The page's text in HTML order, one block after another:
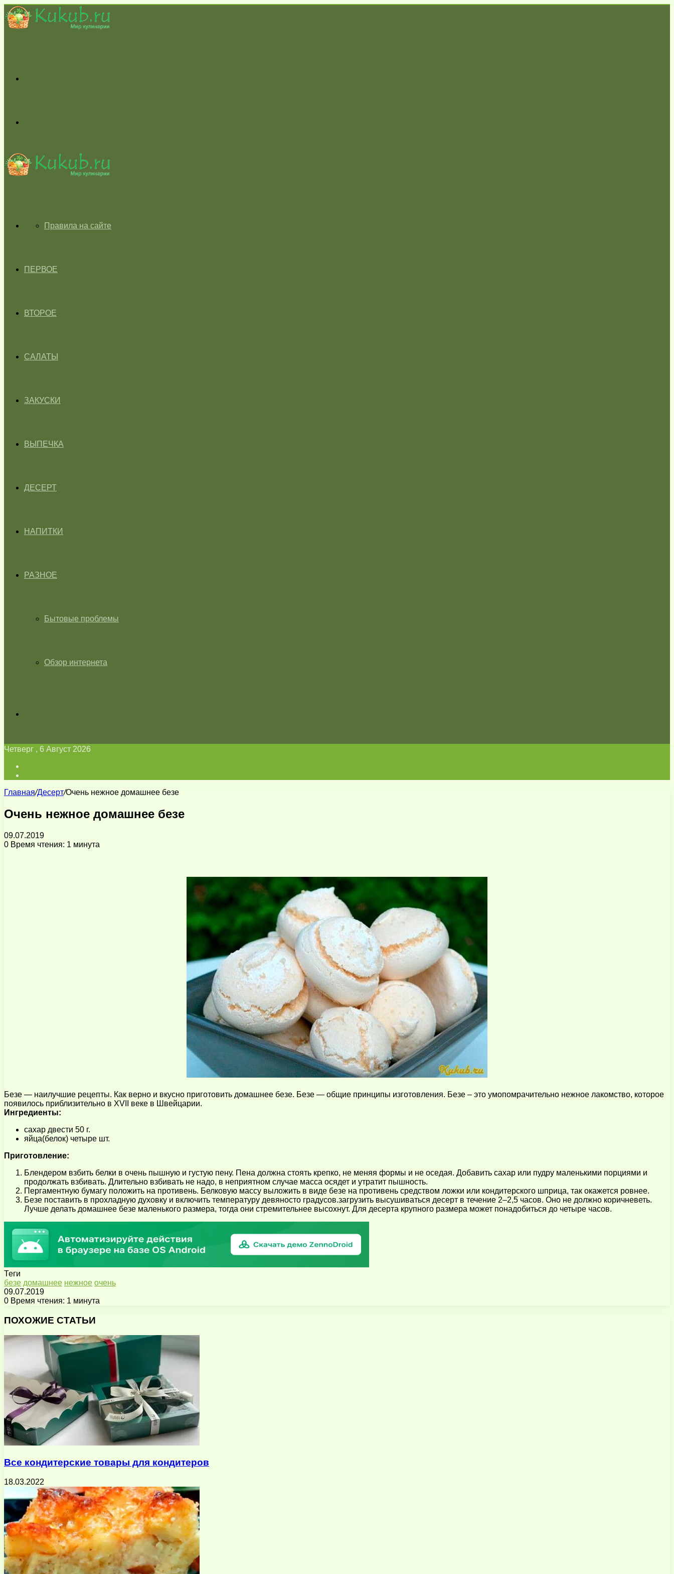
skin
ГЛАВНАЯПравила на сайте
ПЕРВОЕ
ВТОРОЕ
САЛАТЫ
ЗАКУСКИ
ВЫПЕЧКА
ДЕСЕРТ
НАПИТКИ
РАЗНОЕ
Бытовые проблемы
Обзор интернета
Четверг , 6 Август 2026
Главная/Десерт/Очень нежное домашнее безе
Очень нежное домашнее безе
09.07.2019
0 Время чтения: 1 минута
Безе — наилучшие рецепты. Как верно и вкусно приготовить домашнее безе. Безе — общие принципы изготовления. Безе – это умопомрачительно нежное лакомство, которое
появилось приблизительно в XVII веке в Швейцарии.
Ингредиенты:
сахар двести 50 г.
яйца(белок) четыре шт.
Приготовление:
Блендером взбить белки в очень пышную и густую пену. Пена должна стоять крепко, не меняя формы и не оседая. Добавить сахар или пудру маленькими порциями и
продолжать взбивать. Длительно взбивать не надо, в неприятном случае масса осядет и утратит пышность.
Пергаментную бумагу положить на противень. Белковую массу выложить в виде безе на противень средством ложки или кондитерского шприца, так окажется ровнее.
Безе поставить в прохладную духовку и включить температуру девяносто градусов.загрузить высушиваться десерт в течение 2–2,5 часов. Оно не должно коричневеть.
Лучше делать домашнее безе маленького размера, тогда они стремительнее высохнут. Для десерта крупного размера может понадобиться до четыре часов.
Теги
безе домашнее нежное очень
09.07.2019
0 Время чтения: 1 минута
через
почту
ПОХОЖИЕ СТАТЬИ
Все кондитерские товары для кондитеров
18.03.2022